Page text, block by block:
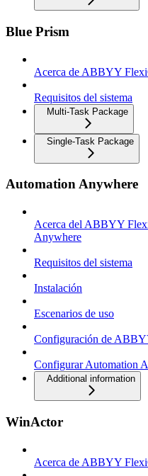
Blue Prism
Acerca de ABBYY
Requisitos del sistema
Multi-Task Package
Single-Task Package
Automation Anywhere
Acerca del ABBYY
Anywhere
Requisitos del sistema
Instalación
Escenarios de uso
Configuración de
Configurar Automation
Additional information
WinActor
Acerca de ABBYY